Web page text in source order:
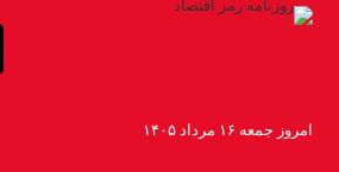
امروز جمعه ۱۶ مرداد ۱۴۰۵